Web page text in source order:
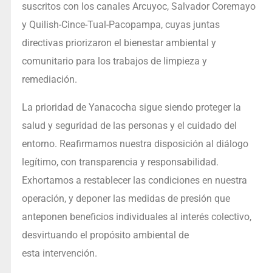
suscritos con los canales Arcuyoc, Salvador Coremayo
y Quilish-Cince-Tual-Pacopampa, cuyas juntas
directivas priorizaron el bienestar ambiental y
comunitario para los trabajos de limpieza y
remediación.
La prioridad de Yanacocha sigue siendo proteger la
salud y seguridad de las personas y el cuidado del
entorno. Reafirmamos nuestra disposición al diálogo
legítimo, con transparencia y responsabilidad.
Exhortamos a restablecer las condiciones en nuestra
operación, y deponer las medidas de presión que
anteponen beneficios individuales al interés colectivo,
desvirtuando el propósito ambiental de
esta intervención.